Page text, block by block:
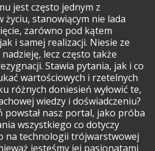
jest często jednym z
życiu, stanowiącym nie lada
zarówno pod kątem
i samej realizacji. Niesie ze
lecz często także
Stawia pytania, jak i co
wartościowych i rzetelnych
różnych doniesień wyłowić te,
wiedzy i doświadczeniu?
powstał nasz portal, jako próba
wszystkiego co dotyczy
na technologii trójwarstwowej
jesteśmy jej pasjonatami